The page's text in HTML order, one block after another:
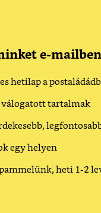
e-
hetilap a
válogatott tartalmak
egy helyen
heti 1-2